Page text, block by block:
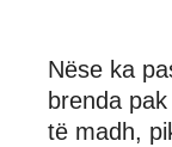
Nëse ka
brenda
të madh,